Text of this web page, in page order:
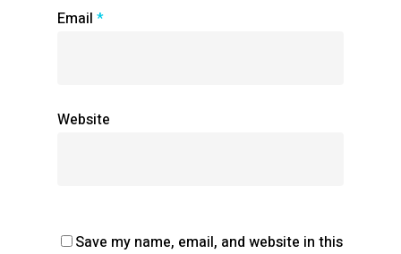
Email *
Website
Save my name, email, and website in this